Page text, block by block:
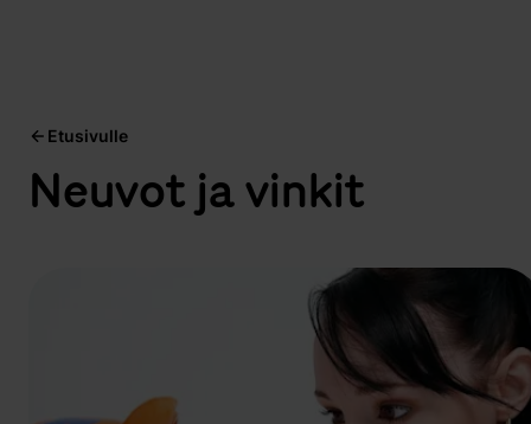
Etusivulle
Neuvot ja vinkit